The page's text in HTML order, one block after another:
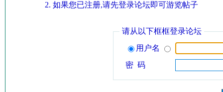
如果您已注册,请先登录论坛即可游览帖子
请从以下框框登录论坛
用户名
密 码